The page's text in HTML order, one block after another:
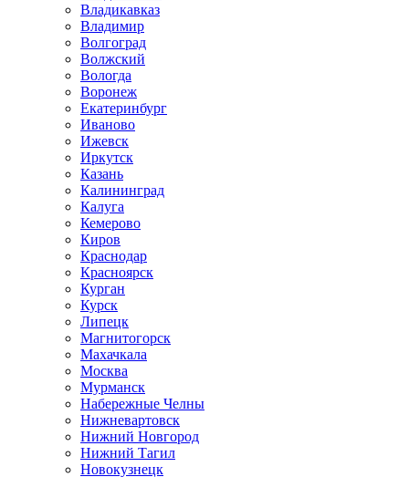
Владикавказ
Владимир
Волгоград
Волжский
Вологда
Воронеж
Екатеринбург
Иваново
Ижевск
Иркутск
Казань
Калининград
Калуга
Кемерово
Киров
Краснодар
Красноярск
Курган
Курск
Липецк
Магнитогорск
Махачкала
Москва
Мурманск
Набережные Челны
Нижневартовск
Нижний Новгород
Нижний Тагил
Новокузнецк